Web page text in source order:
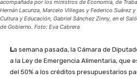
acompañada por los ministros de Economía, de
Hernán Lacunza, Marcelo Villegas y Federico Suárez
Cultura y Educación, Gabriel Sánchez Zinny, en el
de Gobierno. Foto: Eva Cabrera
La semana pasada, la Cámara de
a la Ley de Emergencia Alimentaria, que
del 50% a los créditos presupuestarios